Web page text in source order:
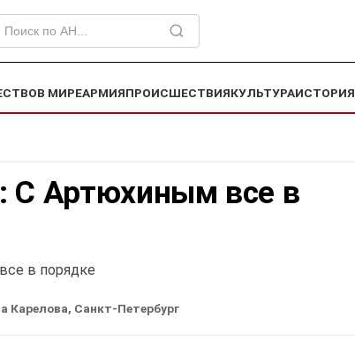
В МИРЕАРМИЯПРОИСШЕСТВИЯКУЛЬТУРАИСТОРИЯ
С Артюхиным все в
в порядке
Карелова, Санкт-Петербург